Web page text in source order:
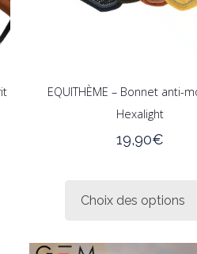
EQUITHÈME – Bonnet anti-
Hexalight
19,90€
Choix des options